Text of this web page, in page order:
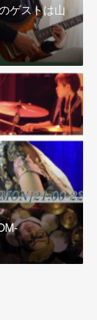
ゲストは山